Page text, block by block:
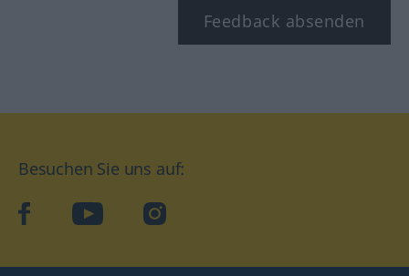
Feedback absenden
Besuchen Sie uns auf:
facebookYouTube Instagram